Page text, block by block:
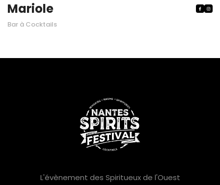
Mariole
Bar à Cocktails
 
L'évènement des Spiritueux de l'Ouest